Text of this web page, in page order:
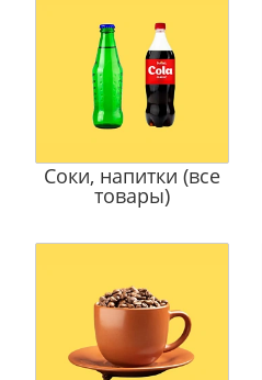
Соки, напитки (все
товары)